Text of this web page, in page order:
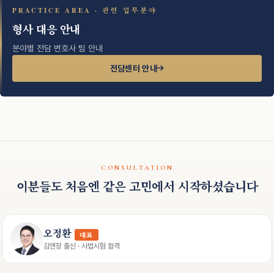
PRACTICE AREA · 관련 업무분야
형사 대응 안내
분야별 전담 변호사 팀 안내
전담센터 안내
CONSULTATION
이분들도 처음엔 같은 고민에서 시작하셨습니다
오정환 대표
김앤장 출신 · 사법시험 합격